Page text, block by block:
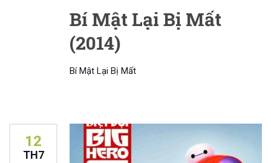
Bí Mật Lại Bị Mất
(2014)
Bí Mật Lại Bị Mất
12
TH7